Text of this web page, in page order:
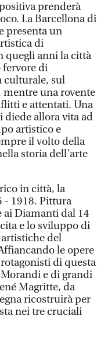
prenderà
La Barcellona di
presenta un
di
quegli anni la città
fervore di
culturale, sul
mentre una rovente
e attentati. Una
diede allora vita ad
artistico e
il volto della
storia dell'arte
in città, la
- 1918. Pittura
ai Diamanti dal 14
e lo sviluppo di
del
le opere
di questa
e di grandi
Magritte, da
ricostruirà per
nei tre cruciali